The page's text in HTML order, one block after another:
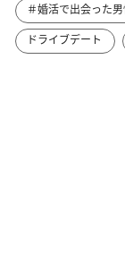
＃婚活で出会った
ドライブデート